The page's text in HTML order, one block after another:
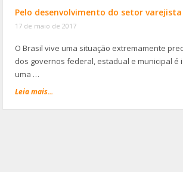
Pelo desenvolvimento do setor varejista
17 de maio de 2017
O Brasil vive uma situação extremamente
dos governos federal, estadual e municipal é
uma …
Leia mais...